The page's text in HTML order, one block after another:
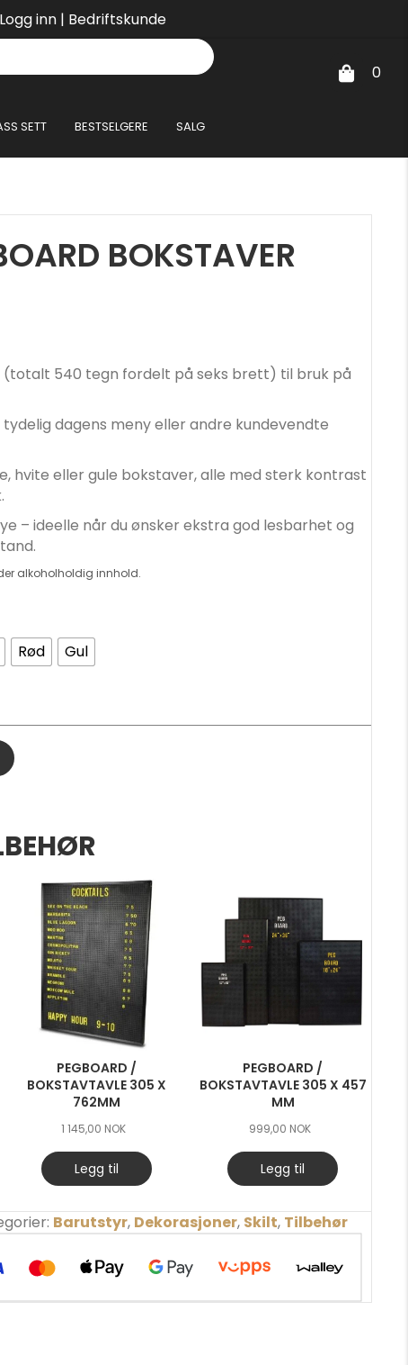
Logg inn | Bedriftskunde
0
SETT BESTSELGERE SALG
BOKSTAVER
(totalt 540 tegn fordelt på seks brett) til bruk på
dagens meny eller andre kundevendte
hvite eller gule bokstaver, alle med sterk kontrast
– ideelle når du ønsker ekstra god lesbarhet og
alkoholholdig innhold.
Rød Gul
PEGBOARD /
BOKSTAVTAVLE 305 X
762MM
1 145,00 NOK
Legg til
PEGBOARD /
BOKSTAVTAVLE 305 X 457
MM
999,00 NOK
Legg til
Barutstyr, Dekorasjoner, Skilt, Tilbehør